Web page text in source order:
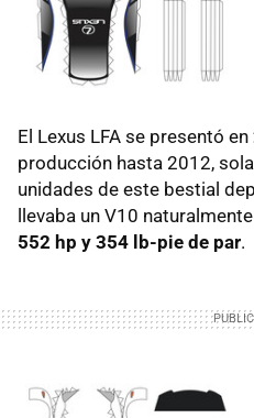
El Lexus LFA se presentó en
producción hasta 2012,
unidades de este bestial
llevaba un V10
552 hp y 354 lb-pie de par.